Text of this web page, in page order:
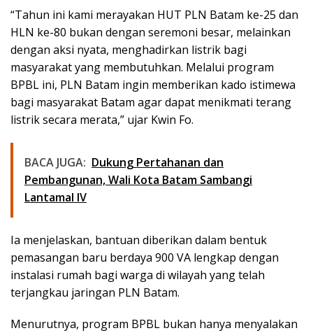
“Tahun ini kami merayakan HUT PLN Batam ke-25 dan
HLN ke-80 bukan dengan seremoni besar, melainkan
dengan aksi nyata, menghadirkan listrik bagi
masyarakat yang membutuhkan. Melalui program
BPBL ini, PLN Batam ingin memberikan kado istimewa
bagi masyarakat Batam agar dapat menikmati terang
listrik secara merata,” ujar Kwin Fo.
BACA JUGA: Dukung Pertahanan dan
Pembangunan, Wali Kota Batam Sambangi
Lantamal IV
Ia menjelaskan, bantuan diberikan dalam bentuk
pemasangan baru berdaya 900 VA lengkap dengan
instalasi rumah bagi warga di wilayah yang telah
terjangkau jaringan PLN Batam.
Menurutnya, program BPBL bukan hanya menyalakan